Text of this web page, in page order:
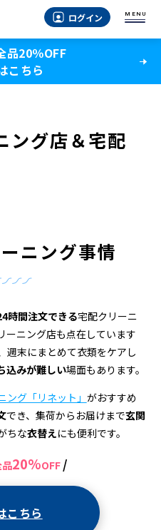
ログイン MENU
品20％OFF
こちら
ング店＆宅配
ニング事情
時間注文できる宅配クリーニ
ーニング店も点在しています
週末にまとめて衣類をケアし
込みが難しい場面もあります。
ング「リネット」 がおすすめ
でき、集荷からお届けまで玄関
ちな衣替えにも便利です。
20%OFF /
こちら